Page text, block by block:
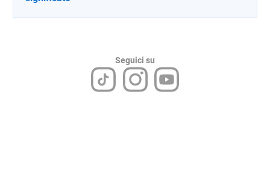
Seguici su